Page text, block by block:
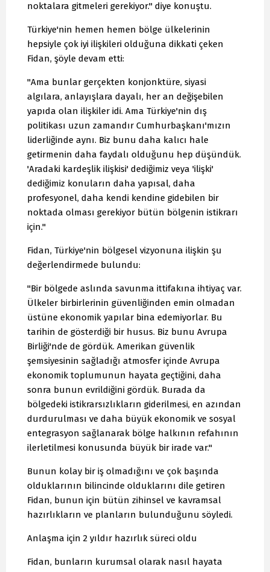
noktalara gitmeleri gerekiyor." diye konuştu.
Türkiye'nin hemen hemen bölge ülkelerinin
hepsiyle çok iyi ilişkileri olduğuna dikkati çeken
Fidan, şöyle devam etti:
"Ama bunlar gerçekten konjonktüre, siyasi
algılara, anlayışlara dayalı, her an değişebilen
yapıda olan ilişkiler idi. Ama Türkiye'nin dış
politikası uzun zamandır Cumhurbaşkanı'mızın
liderliğinde aynı. Biz bunu daha kalıcı hale
getirmenin daha faydalı olduğunu hep düşündük.
'Aradaki kardeşlik ilişkisi' dediğimiz veya 'ilişki'
dediğimiz konuların daha yapısal, daha
profesyonel, daha kendi kendine gidebilen bir
noktada olması gerekiyor bütün bölgenin istikrarı
için."
Fidan, Türkiye'nin bölgesel vizyonuna ilişkin şu
değerlendirmede bulundu:
"Bir bölgede aslında savunma ittifakına ihtiyaç var.
Ülkeler birbirlerinin güvenliğinden emin olmadan
üstüne ekonomik yapılar bina edemiyorlar. Bu
tarihin de gösterdiği bir husus. Biz bunu Avrupa
Birliği'nde de gördük. Amerikan güvenlik
şemsiyesinin sağladığı atmosfer içinde Avrupa
ekonomik toplumunun hayata geçtiğini, daha
sonra bunun evrildiğini gördük. Burada da
bölgedeki istikrarsızlıkların giderilmesi, en azından
durdurulması ve daha büyük ekonomik ve sosyal
entegrasyon sağlanarak bölge halkının refahının
ilerletilmesi konusunda büyük bir irade var."
Bunun kolay bir iş olmadığını ve çok başında
olduklarının bilincinde olduklarını dile getiren
Fidan, bunun için bütün zihinsel ve kavramsal
hazırlıkların ve planların bulunduğunu söyledi.
Anlaşma için 2 yıldır hazırlık süreci oldu
Fidan, bunların kurumsal olarak nasıl hayata